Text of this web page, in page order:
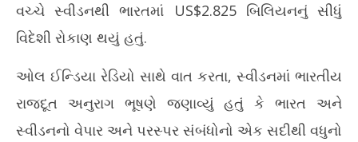
વચ્ચે સ્વીડનથી ભારતમાં US$2.825 બિલિયનનું સીધું
વિદેશી રોકાણ થયું હતું.
ઓલ ઈન્ડિયા રેડિયો સાથે વાત કરતા, સ્વીડનમાં ભારતીય
રાજદૂત અનુરાગ ભૂષણે જણાવ્યું હતું કે ભારત અને
સ્વીડનનો વેપાર અને પરસ્પર સંબંધોનો એક સદીથી વધુનો